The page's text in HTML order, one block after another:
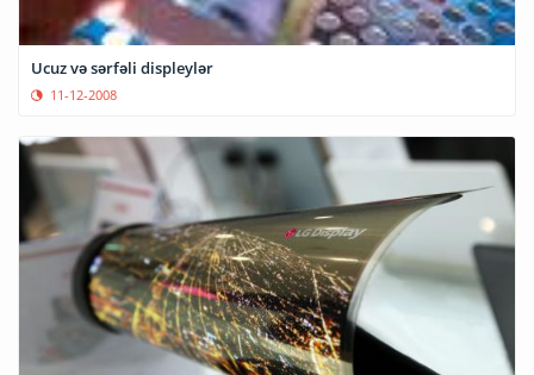
Ucuz və sərfəli displeylər
11-12-2008